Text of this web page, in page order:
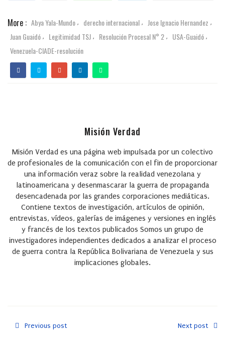
More : Abya Yala-Mundo , derecho internacional , Jose Ignacio Hernandez ,
Juan Guaidó , Legitimidad TSJ , Resolución Procesal N° 2 , USA-Guaidó ,
Venezuela-CIADE-resolución
Misión Verdad
Misión Verdad es una página web impulsada por un colectivo
de profesionales de la comunicación con el fin de proporcionar
una información veraz sobre la realidad venezolana y
latinoamericana y desenmascarar la guerra de propaganda
desencadenada por las grandes corporaciones mediáticas.
Contiene textos de investigación, artículos de opinión,
entrevistas, vídeos, galerías de imágenes y versiones en inglés
y francés de los textos publicados Somos un grupo de
investigadores independientes dedicados a analizar el proceso
de guerra contra la República Bolivariana de Venezuela y sus
implicaciones globales.
Previous post Next post